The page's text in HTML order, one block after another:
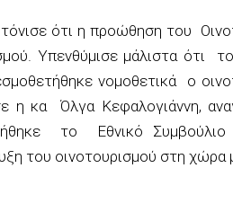
ότι η προώθηση του
Υπενθύμισε μάλιστα ότι
νομοθετικά ο
η κα Όλγα Κεφαλογιάννη,
το Εθνικό
του οινοτουρισμού στη χώρα